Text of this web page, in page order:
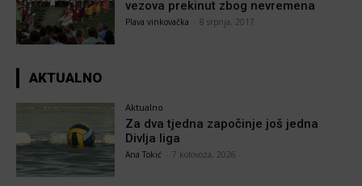
vezova prekinut zbog nevremena
Plava vinkovačka 8 srpnja, 2017
AKTUALNO
Aktualno
Za dva tjedna započinje još jedna
Divlja liga
Ana Tokić 7 kolovoza, 2026